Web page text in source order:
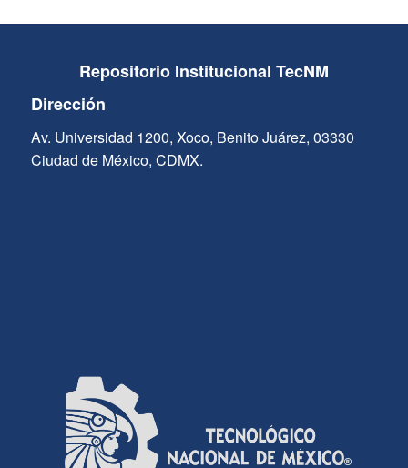
Repositorio Institucional TecNM
Dirección
Av. Universidad 1200, Xoco, Benito Juárez, 03330
Ciudad de México, CDMX.